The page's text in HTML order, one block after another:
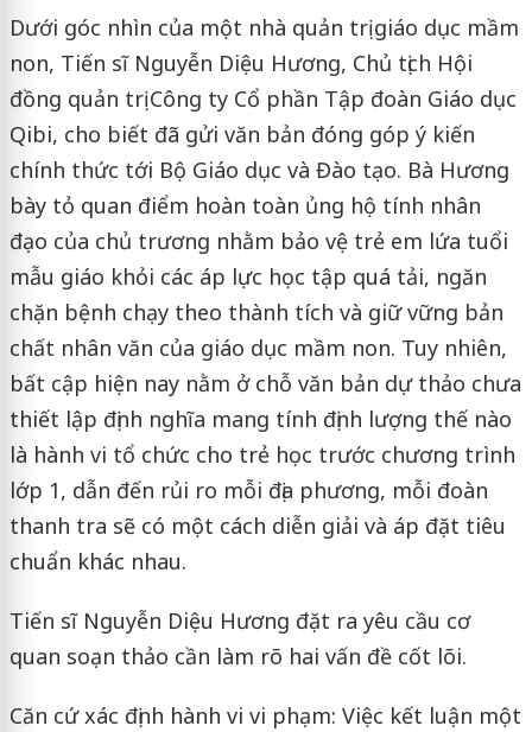
Dưới góc nhìn của một nhà quản trị giáo dục mầm
non, Tiến sĩ Nguyễn Diệu Hương, Chủ tịch Hội
đồng quản trị Công ty Cổ phần Tập đoàn Giáo dục
Qibi, cho biết đã gửi văn bản đóng góp ý kiến
chính thức tới Bộ Giáo dục và Đào tạo. Bà Hương
bày tỏ quan điểm hoàn toàn ủng hộ tính nhân
đạo của chủ trương nhằm bảo vệ trẻ em lứa tuổi
mẫu giáo khỏi các áp lực học tập quá tải, ngăn
chặn bệnh chạy theo thành tích và giữ vững bản
chất nhân văn của giáo dục mầm non. Tuy nhiên,
bất cập hiện nay nằm ở chỗ văn bản dự thảo chưa
thiết lập định nghĩa mang tính định lượng thế nào
là hành vi tổ chức cho trẻ học trước chương trình
lớp 1, dẫn đến rủi ro mỗi địa phương, mỗi đoàn
thanh tra sẽ có một cách diễn giải và áp đặt tiêu
chuẩn khác nhau.
Tiến sĩ Nguyễn Diệu Hương đặt ra yêu cầu cơ
quan soạn thảo cần làm rõ hai vấn đề cốt lõi.
Căn cứ xác định hành vi vi phạm: Việc kết luận một